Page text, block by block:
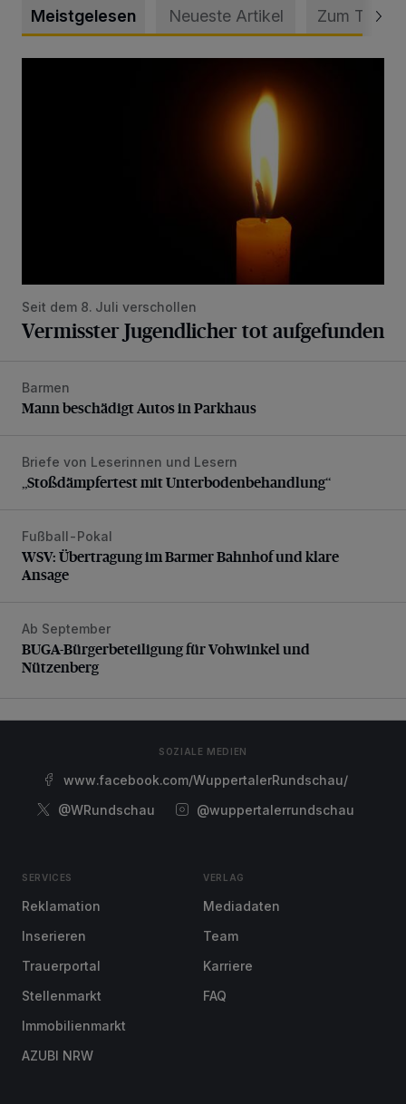
Meistgelesen Neueste Artikel Zum Thema
Seit dem 8. Juli verschollen
Vermisster Jugendlicher tot aufgefunden
Mann beschädigt Autos in Parkhaus
Barmen
Mann beschädigt Autos in Parkhaus
„Stoßdämpfertest mit Unterbodenbehandlung“
Briefe von Leserinnen und Lesern
„Stoßdämpfertest mit Unterbodenbehandlung“
WSV: Übertragung im Barmer Bahnhof und klare Ansage
Fußball-Pokal
WSV: Übertragung im Barmer Bahnhof und klare
Ansage
BUGA-Bürgerbeteiligung für Vohwinkel und Nützenberg
Ab September
BUGA-Bürgerbeteiligung für Vohwinkel und
Nützenberg
SOZIALE MEDIEN
www.facebook.com/WuppertalerRundschau/
@WRundschau
@wuppertalerrundschau
SERVICES
Reklamation
Inserieren
Trauerportal
Stellenmarkt
Immobilienmarkt
AZUBI NRW
VERLAG
Mediadaten
Team
Karriere
FAQ